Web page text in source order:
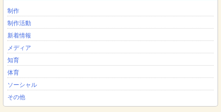
制作
制作活動
新着情報
メディア
知育
体育
ソーシャル
その他